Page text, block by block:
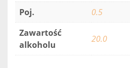
Poj.
0.5
Zawartość
alkoholu
20.0